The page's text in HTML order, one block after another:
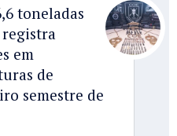
toneladas
registra
em
de
semestre de